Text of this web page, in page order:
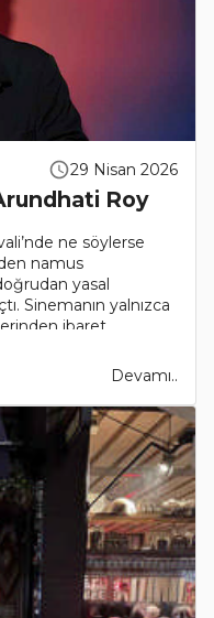
29 Nisan 2026
Roy
ne söylerse
namus
yasal
Sinemanın yalnızca
ibaret
Devamı..